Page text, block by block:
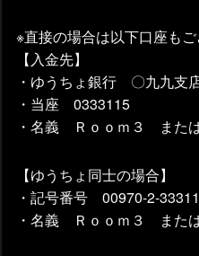
※直接の場合は以下口座も
【入金先】
・ゆうちょ銀行 〇九九支
・当座 0333115
・名義 Ｒｏｏｍ３ また
【ゆうちょ同士の場合】
・記号番号 00970-2-
・名義 Ｒｏｏｍ３ また